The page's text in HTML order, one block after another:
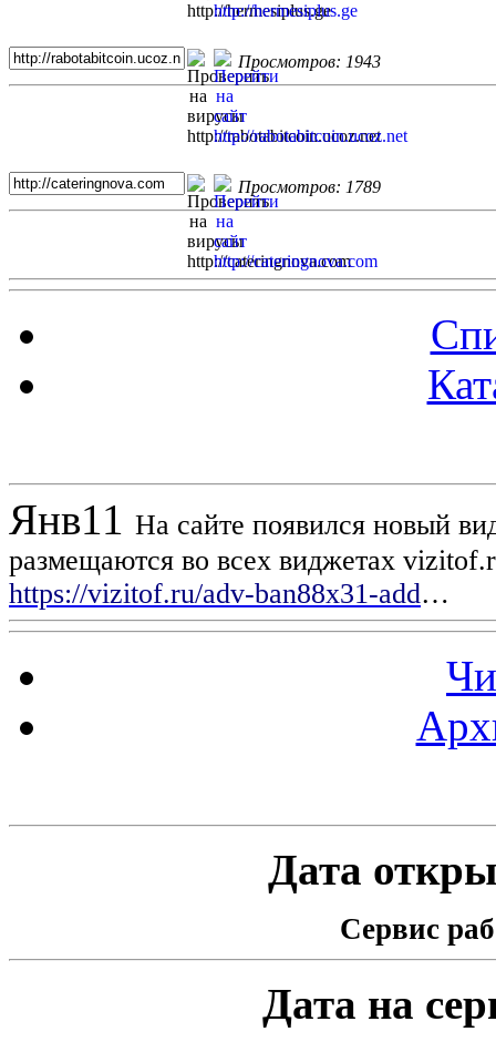
Просмотров: 1943
Просмотров: 1789
Янв11 На сайте появился новый
размещаются во всех виджетах
https://vizitof.ru/adv-ban88x31-add…
Дата
Сервис
Дата на